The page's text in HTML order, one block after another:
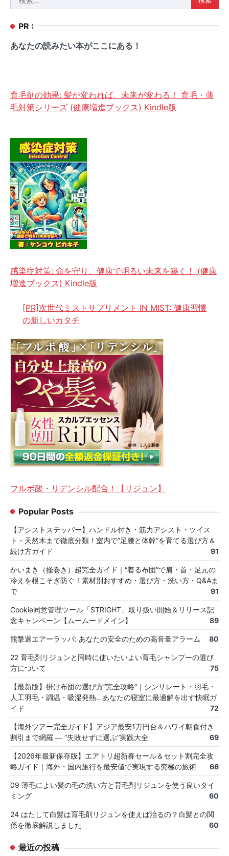
索:
PR :
あなたの読みたい本がここにある！
育毛剤の効果: 髪が変われば、未来が変わる！ 育毛・薄
毛対策シリーズ (健康増進ブックス) Kindle版
感染症対策: 命を守り、健康で明るい未来を築く！ (健康
増進ブックス) Kindle版
[PR]次世代ミストサプリメント IN MIST: 健康習慣
の新しいカタチ
フルボ酸・リデンシル配合！【リジュン】
Popular Posts
【アシストステッパー】ハンドル付き・筋力アシスト・ツイス
ト・天然木まで徹底分類！室内で“足腰と体幹”を育てる選び方＆
続け方ガイド
91
かいまき（掻巻き）超完全ガイド｜“着る布団”で肩・首・足元の
冷えを根こそぎ防ぐ！素材別おすすめ・選び方・洗い方・Q&Aま
で
91
Cookie同意管理ツール「STRIGHT」取り扱い開始＆リリース記
念キャンペーン【ムームードメイン】
89
熊撃退エアーラッパ: あなたの安全のための高音量アラーム 80
22 育毛剤リジュンと同時に使いたいよい育毛シャンプーの選び
方について
75
【最新版】掛け布団の選び方“完全攻略”｜シンサレート・羽毛・
人工羽毛・調温・吸湿発熱…あなたの寝室に最適解を出す快眠ガ
イド
72
【海外ツアー完全ガイド】アジア最安1万円台＆ハワイ朝食付き
割引まで網羅 ― “失敗せずに選ぶ”実践大全
69
【2026年最新保存版】エアトリ超新春セール＆セット割完全攻
略ガイド｜海外・国内旅行を最安値で実現する究極の旅術
66
09 薄毛によい髪の毛の洗い方と育毛剤リジュンを使う良いタイ
ミング
60
24 はたして白髪は育毛剤リジュンを使えば治るの？白髪との関
係を徹底解説しました
60
最近の投稿